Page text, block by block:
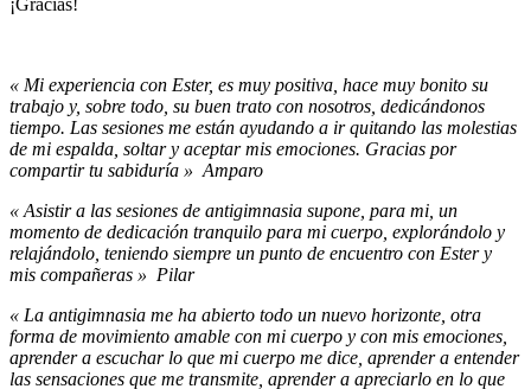
¡Gracias!
« Mi experiencia con Ester, es muy positiva, hace muy bonito su
trabajo y, sobre todo, su buen trato con nosotros, dedicándonos
tiempo. Las sesiones me están ayudando a ir quitando las molestias
de mi espalda, soltar y aceptar mis emociones. Gracias por
compartir tu sabiduría » Amparo
« Asistir a las sesiones de antigimnasia supone, para mi, un
momento de dedicación tranquilo para mi cuerpo, explorándolo y
relajándolo, teniendo siempre un punto de encuentro con Ester y
mis compañeras » Pilar
« La antigimnasia me ha abierto todo un nuevo horizonte, otra
forma de movimiento amable con mi cuerpo y con mis emociones,
aprender a escuchar lo que mi cuerpo me dice, aprender a entender
las sensaciones que me transmite, aprender a apreciarlo en lo que